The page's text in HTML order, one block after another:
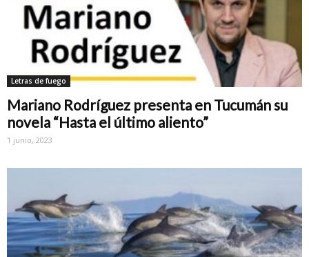
Letras de fuego
Mariano Rodríguez presenta en Tucumán su
novela “Hasta el último aliento”
1 junio, 2023